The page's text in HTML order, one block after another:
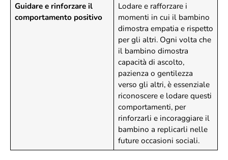
Guidare e rinforzare il
comportamento positivo
Lodare e rafforzare i
momenti in cui il bambino
dimostra empatia e rispetto
per gli altri. Ogni volta che
il bambino dimostra
capacità di ascolto,
pazienza o gentilezza
verso gli altri, è essenziale
riconoscere e lodare questi
comportamenti, per
rinforzarli e incoraggiare il
bambino a replicarli nelle
future occasioni sociali.